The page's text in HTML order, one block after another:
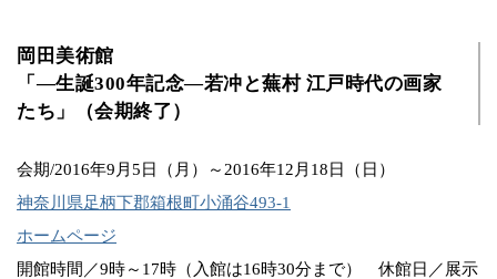
岡田美術館
「―生誕300年記念―若冲と蕪村 江戸時代の画家
たち」（会期終了）
会期/2016年9月5日（月）～2016年12月18日（日）
神奈川県足柄下郡箱根町小涌谷493-1
ホームページ
開館時間／9時～17時（入館は16時30分まで） 休館日／展示